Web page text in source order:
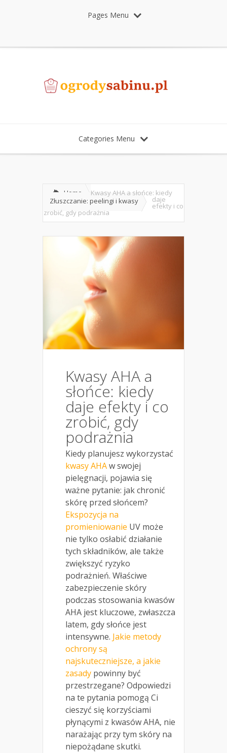
Pages Menu
Categories Menu
Home
Złuszczanie: peelingi i kwasy
Kwasy AHA a słońce: kiedy
daje
efekty i co
zrobić, gdy podrażnia
Kwasy AHA a
słońce: kiedy
daje efekty i co
zrobić, gdy
podrażnia
Kiedy planujesz wykorzystać
kwasy AHAw swojej
pielęgnacji, pojawia się
ważne pytanie: jak chronić
skórę przed słońcem?
Ekspozycja na
promieniowanie UV może
nie tylko osłabić działanie
tych składników, ale także
zwiększyć ryzyko
podrażnień. Właściwe
zabezpieczenie skóry
podczas stosowania kwasów
AHA jest kluczowe, zwłaszcza
latem, gdy słońce jest
intensywne. Jakie metody
ochrony są
najskuteczniejsze, a jakie
zasady powinny być
przestrzegane? Odpowiedzi
na te pytania pomogą Ci
cieszyć się korzyściami
płynącymi z kwasów AHA, nie
narażając przy tym skóry na
niepożądane skutki.